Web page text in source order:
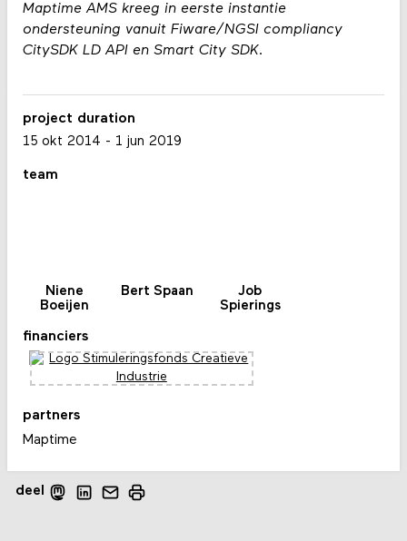
Maptime AMS kreeg in eerste instantie
ondersteuning vanuit Fiware/NGSI compliancy
CitySDK LD API en Smart City SDK.
deel
project duration
15 okt 2014 - 1 jun 2019
team
Niene
Boeijen
Bert Spaan
Job
Spierings
financiers
partners
Maptime